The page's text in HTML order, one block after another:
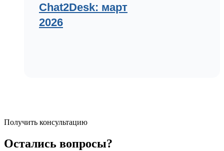
Chat2Desk: март
2026
Получить консультацию
Остались вопросы?